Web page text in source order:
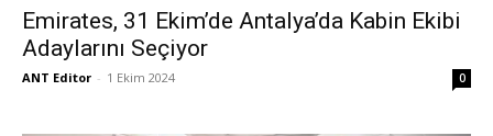
Emirates, 31 Ekim’de Antalya’da Kabin Ekibi
Adaylarını Seçiyor
ANT Editor - 1 Ekim 2024 0